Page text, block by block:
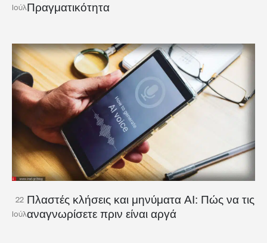
ΙούλΠραγματικότητα
22
Ιούλ
Πλαστές κλήσεις και μηνύματα AI: Πώς να τις
αναγνωρίσετε πριν είναι αργά